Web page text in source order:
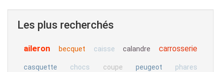
Les plus recherchés
aileron becquet caisse calandre carrosserie
casquette chocs coupe peugeot phares